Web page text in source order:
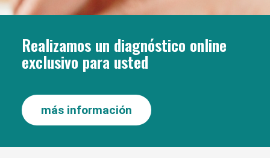
Realizamos un diagnóstico online
exclusivo para usted
más información